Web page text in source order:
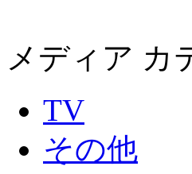
メディア カ
TV
その他